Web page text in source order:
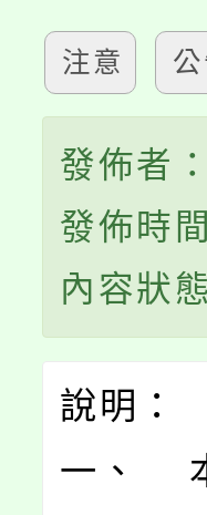
注意
發佈者
發佈時
內容狀
說明
一、